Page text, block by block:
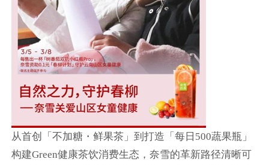
从首创「不加糖・鲜果茶」到打造「每日500蔬果瓶」
构建Green健康茶饮消费生态，奈雪的革新路径清晰可